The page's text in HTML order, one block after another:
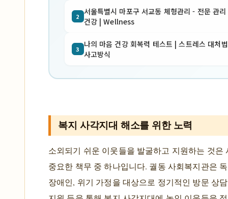
2 서울특별시 마포구 서교동 체형관리 - 전문 관
건강 | Wellness
3 나의 마음 건강 회복력 테스트 | 스트레스 대처
사고방식
복지 사각지대 해소를 위한 노력
소외되기 쉬운 이웃들을 발굴하고 지원하는 것은
중요한 책무 중 하나입니다. 궐동 사회복지관은
장애인, 위기 가정을 대상으로 정기적인 방문 상